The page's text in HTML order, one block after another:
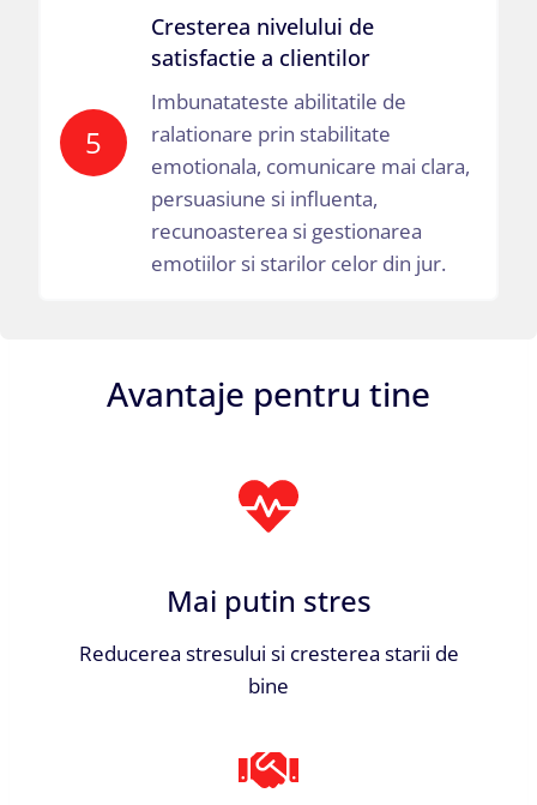
5
Cresterea nivelului de
satisfactie a clientilor
Imbunatateste abilitatile de
ralationare prin stabilitate
emotionala, comunicare mai clara,
persuasiune si influenta,
recunoasterea si gestionarea
emotiilor si starilor celor din jur.
Avantaje pentru tine
Mai putin stres
Reducerea stresului si cresterea starii de
bine